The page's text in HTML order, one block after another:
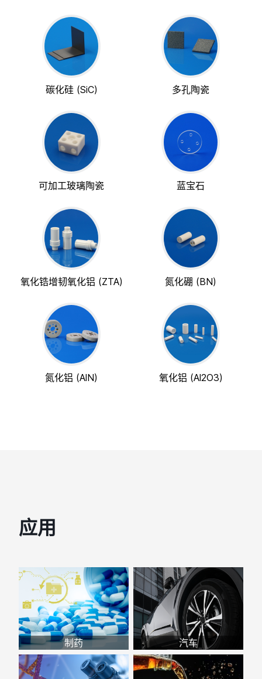
碳化硅 (SiC) 多孔陶瓷
可加工玻璃陶瓷 蓝宝石
氧化锆增韧氧化铝 (ZTA) 氮化硼 (BN)
氮化铝 (AlN) 氧化铝 (Al2O3)
应用
制药 汽车